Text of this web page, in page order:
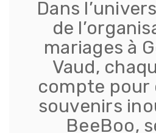
Dans
de
mariages à
Vaud,
compte pour
souvenirs
BeeBoo,